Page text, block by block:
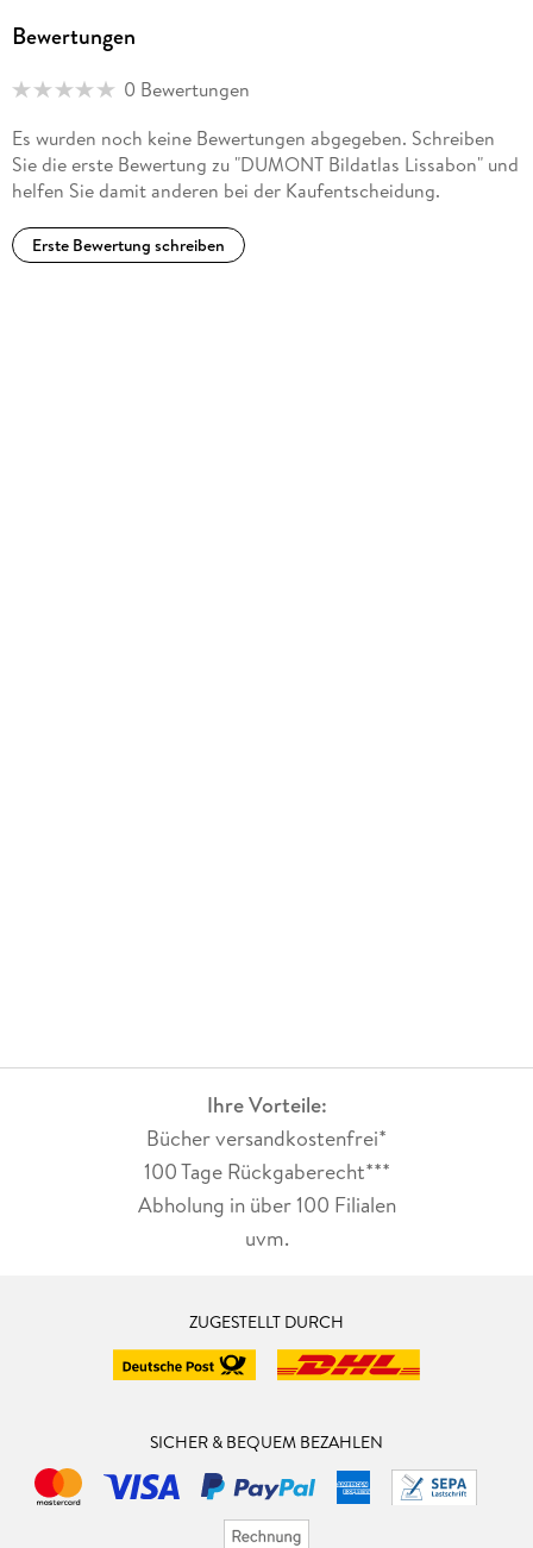
urbaner Kultur. Und dann ist da noch die große Liebe zu
Bewertungen
0 Bewertungen
Es wurden noch keine Bewertungen abgegeben. Schreiben
Sie die erste Bewertung zu "DUMONT Bildatlas Lissabon" und
helfen Sie damit anderen bei der Kaufentscheidung.
Erste Bewertung schreiben
Ihre Vorteile:
Bücher versandkostenfrei*
100 Tage Rückgaberecht***
Abholung in über 100 Filialen
uvm.
ZUGESTELLT DURCH
SICHER & BEQUEM BEZAHLEN